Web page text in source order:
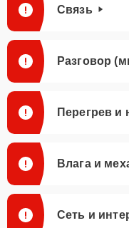
Связь
Разговор
Перегрев и
Влага и
Сеть и